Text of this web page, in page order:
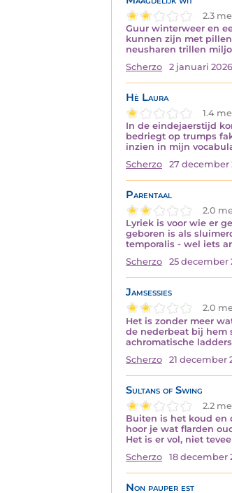
2.3
Guur winterweer en
kunnen zijn met
neusharen trillen
Scherzo
2 januari 2026
Hè Laura
1.4
In de eindejaerstijd
bedriegt op trumps
inzien in mijn
Scherzo
27 december
Parentaal
2.0
Lyriek is voor wie er
geboren is als
temporalis - wel iets
Scherzo
25 december
Jamsessies
2.0
Het is zonder meer
de nederbeat bij hem
achromatische
Scherzo
21 december
Sultans of Swing
2.2
Buiten is het koud en
hoor je wat flarden
Het is er vol, niet
Scherzo
18 december
Non pauper est